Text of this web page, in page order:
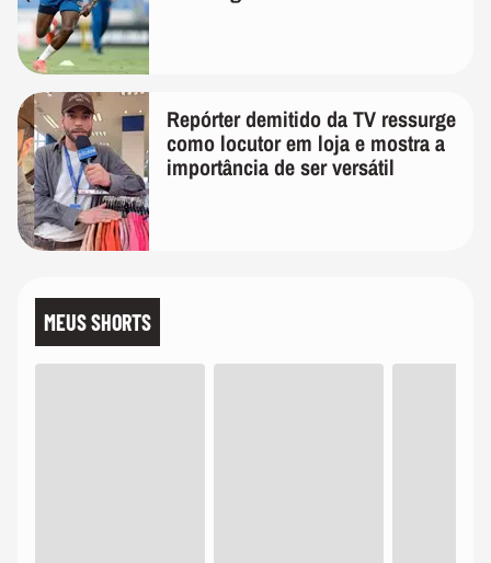
Repórter demitido da TV ressurge
como locutor em loja e mostra a
importância de ser versátil
MEUS SHORTS